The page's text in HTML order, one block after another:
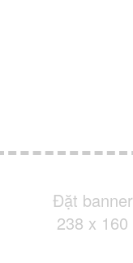
Đặt banner
238 x 160